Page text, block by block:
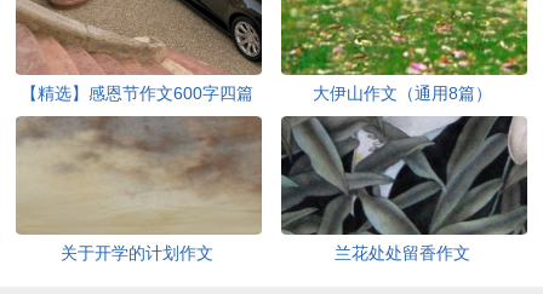
【精选】感恩节作文600字四篇 大伊山作文（通用8篇）
关于开学的计划作文 兰花处处留香作文